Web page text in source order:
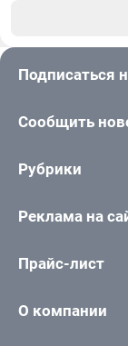
Подписаться
Сообщить
Рубрики
Реклама на
Прайс-лист
О компании